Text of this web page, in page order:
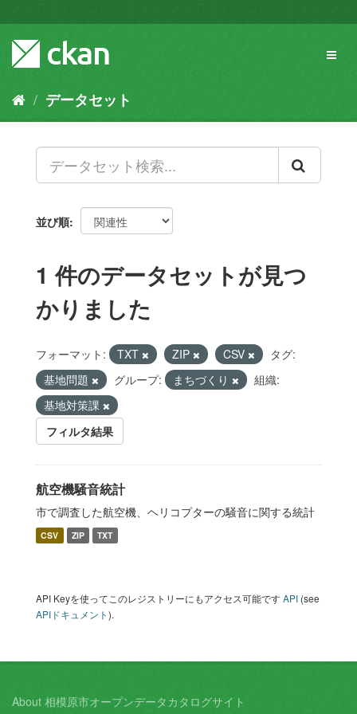
キ
容
データセット
並び順
1 件のデータセットが見つ
かりました
フォーマット: TXT ZIP CSV
タグ:
基地問題
グループ: まちづくり
組織:
基地対策課
フィルタ結果
航空機騒音統計
市で調査した航空機、ヘリコプターの騒音に関する統計
CSV ZIP TXT
API Keyを使ってこのレジストリーにもアクセス可能ですAPI (see
APIドキュメント).
About 相模原市オープンデータカタログサイト